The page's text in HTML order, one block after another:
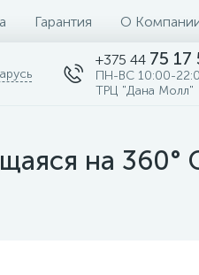
Гарантия О
+375 44 75 17
ПН-ВС 10:00-
ТРЦ "Дана Молл"
на 360°